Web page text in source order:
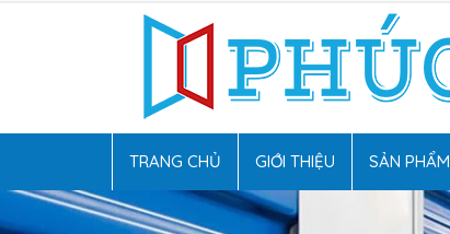
TRANG CHỦ GIỚI THIỆU SẢN PHẨM